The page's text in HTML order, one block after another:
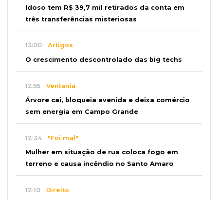
Idoso tem R$ 39,7 mil retirados da conta em
três transferências misteriosas
13:00 Artigos
O crescimento descontrolado das big techs
12:55 Ventania
Árvore cai, bloqueia avenida e deixa comércio
sem energia em Campo Grande
12:34 "Foi mal"
Mulher em situação de rua coloca fogo em
terreno e causa incêndio no Santo Amaro
12:10 Direito